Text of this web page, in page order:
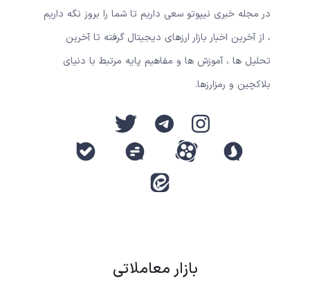
در مجله خبری نیپوتو سعی داریم تا شما را بروز نگه داریم
، از آخرین اخبار بازار ارزهای دیجیتال گرفته تا آخرین
تحلیل ها ، آموزش ها و مفاهیم پایه مرتبط با دنیای
بلاکچین و رمزارزها.
بازار معاملاتی